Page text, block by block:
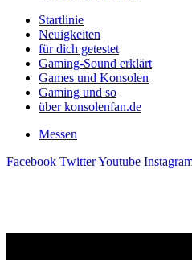
Startlinie
Neuigkeiten
für dich getestet
Gaming-Sound erklärt
Games und Konsolen
Gaming und so
über konsolenfan.de
Messen
Facebook TwitterYoutube